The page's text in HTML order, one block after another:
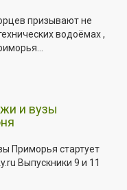
призывают не
водоёмах ,
и вузы
Приморья стартует
Выпускники 9 и 11